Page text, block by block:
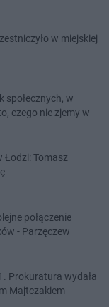
w miejskiej
społecznych, w
czego nie zjemy w
Łodzi: Tomasz
połączenie
- Parzęczew
Prokuratura wydała
Majtczakiem